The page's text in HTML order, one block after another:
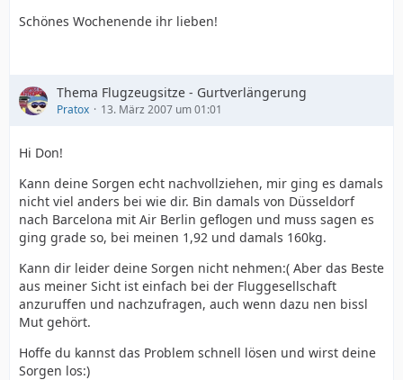
Schönes Wochenende ihr lieben!
Thema Flugzeugsitze - Gurtverlängerung
Pratox 13. März 2007 um 01:01
Hi Don!
Kann deine Sorgen echt nachvollziehen, mir ging es damals
nicht viel anders bei wie dir. Bin damals von Düsseldorf
nach Barcelona mit Air Berlin geflogen und muss sagen es
ging grade so, bei meinen 1,92 und damals 160kg.
Kann dir leider deine Sorgen nicht nehmen:( Aber das Beste
aus meiner Sicht ist einfach bei der Fluggesellschaft
anzuruffen und nachzufragen, auch wenn dazu nen bissl
Mut gehört.
Hoffe du kannst das Problem schnell lösen und wirst deine
Sorgen los:)